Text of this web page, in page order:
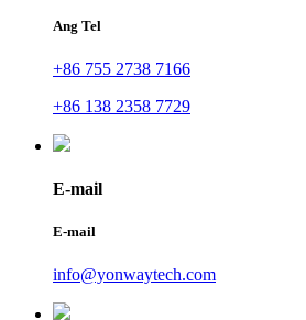
Ang Tel
+86 755 2738 7166
+86 138 2358 7729
E-mail
E-mail
info@yonwaytech.com